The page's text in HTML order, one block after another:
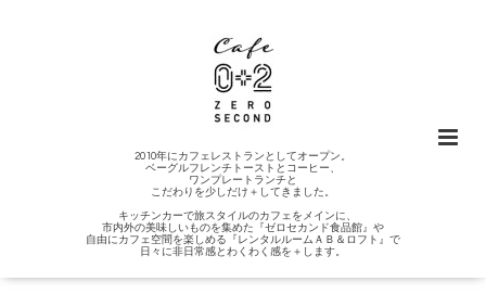
2010年にカフェレストランとしてオープン。
ベーグルフレンチトーストとコーヒー、
ワンプレートランチと
こだわりを少しだけ＋してきました。
キッチンカーで旅スタイルのカフェをメインに、
市内外の美味しいものを集めた『ゼロセカンド食品館』や
自由にカフェ空間を楽しめる『レンタルルームＡＢ＆ロフト』で
日々に非日常感とわくわく感を＋します。